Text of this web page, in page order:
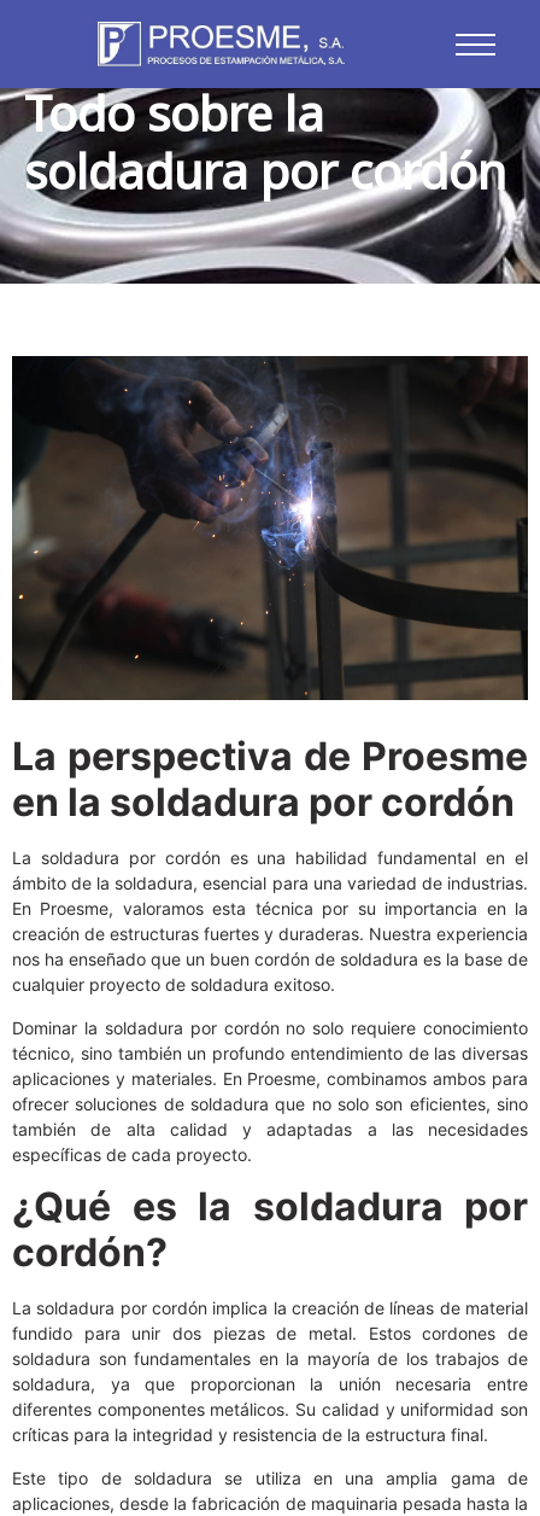
Todo sobre la
soldadura por cordón
La perspectiva de Proesme
en la soldadura por cordón
La soldadura por cordón es una habilidad fundamental en el
ámbito de la soldadura, esencial para una variedad de industrias.
En Proesme, valoramos esta técnica por su importancia en la
creación de estructuras fuertes y duraderas. Nuestra experiencia
nos ha enseñado que un buen cordón de soldadura es la base de
cualquier proyecto de soldadura exitoso.
Dominar la soldadura por cordón no solo requiere conocimiento
técnico, sino también un profundo entendimiento de las diversas
aplicaciones y materiales. En Proesme, combinamos ambos para
ofrecer soluciones de soldadura que no solo son eficientes, sino
también de alta calidad y adaptadas a las necesidades
específicas de cada proyecto.
¿Qué es la soldadura por
cordón?
La soldadura por cordón implica la creación de líneas de material
fundido para unir dos piezas de metal. Estos cordones de
soldadura son fundamentales en la mayoría de los trabajos de
soldadura, ya que proporcionan la unión necesaria entre
diferentes componentes metálicos. Su calidad y uniformidad son
críticas para la integridad y resistencia de la estructura final.
Este tipo de soldadura se utiliza en una amplia gama de
aplicaciones, desde la fabricación de maquinaria pesada hasta la